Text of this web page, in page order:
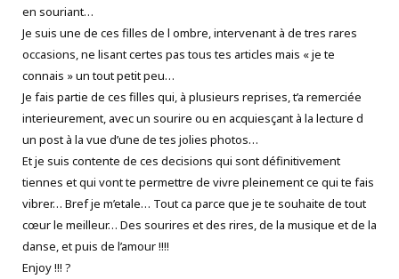
en souriant…
Je suis une de ces filles de l ombre, intervenant à de tres rares
occasions, ne lisant certes pas tous tes articles mais « je te
connais » un tout petit peu…
Je fais partie de ces filles qui, à plusieurs reprises, t’a remerciée
interieurement, avec un sourire ou en acquiesçant à la lecture d
un post à la vue d’une de tes jolies photos…
Et je suis contente de ces decisions qui sont définitivement
tiennes et qui vont te permettre de vivre pleinement ce qui te fais
vibrer… Bref je m’etale… Tout ca parce que je te souhaite de tout
cœur le meilleur… Des sourires et des rires, de la musique et de la
danse, et puis de l’amour !!!!
Enjoy !!! ?